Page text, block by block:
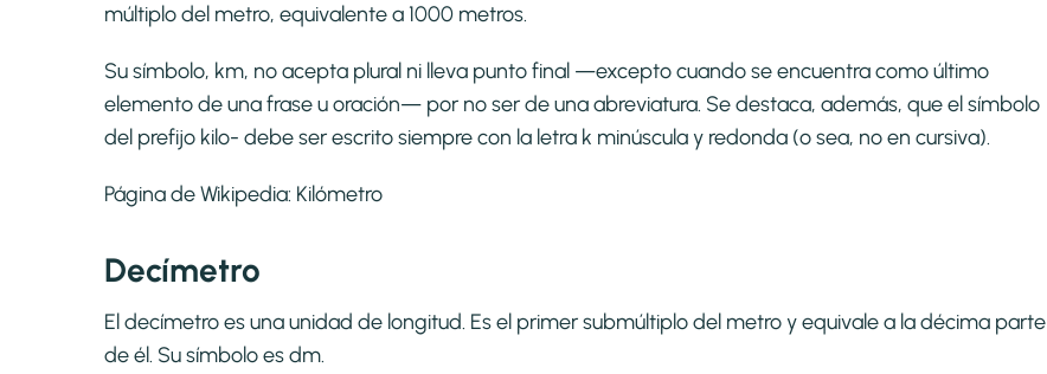
múltiplo del metro, equivalente a 1000 metros.
Su símbolo, km, no acepta plural ni lleva punto final —excepto cuando se encuentra como último
elemento de una frase u oración— por no ser de una abreviatura. Se destaca, además, que el símbolo
del prefijo kilo- debe ser escrito siempre con la letra k minúscula y redonda (o sea, no en cursiva).
Página de Wikipedia: Kilómetro
Decímetro
El decímetro es una unidad de longitud. Es el primer submúltiplo del metro y equivale a la décima parte
de él. Su símbolo es dm.